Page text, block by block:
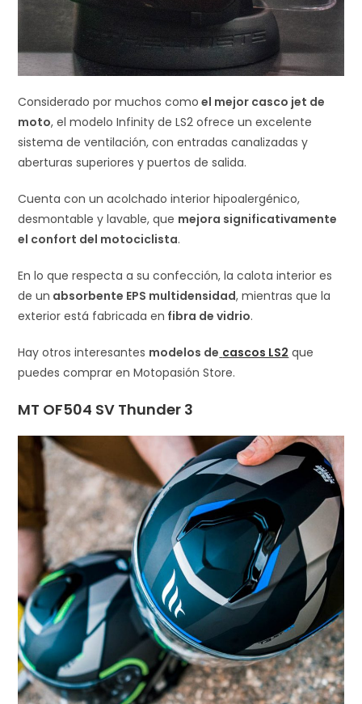
Considerado por muchos como el mejor casco jet de
moto, el modelo Infinity de LS2 ofrece un excelente
sistema de ventilación, con entradas canalizadas y
aberturas superiores y puertos de salida.
Cuenta con un acolchado interior hipoalergénico,
desmontable y lavable, que mejora significativamente
el confort del motociclista.
En lo que respecta a su confección, la calota interior es
de un absorbente EPS multidensidad, mientras que la
exterior está fabricada en fibra de vidrio.
Hay otros interesantes modelos de cascos LS2 que
puedes comprar en Motopasión Store.
MT OF504 SV Thunder 3